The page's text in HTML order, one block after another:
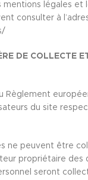
légales et
consulter à
DE COLLECTE
Règlement
du site
ne peuvent être
propriétaire des
seront